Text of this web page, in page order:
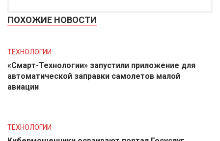
ПОХОЖИЕ НОВОСТИ
ТЕХНОЛОГИИ
«Смарт-Технологии» запустили приложение для
автоматической заправки самолетов малой
авиации
ТЕХНОЛОГИИ